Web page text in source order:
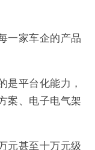
一家车企的产品
是平台化能力，
案、电子电气架
元甚至十万元级